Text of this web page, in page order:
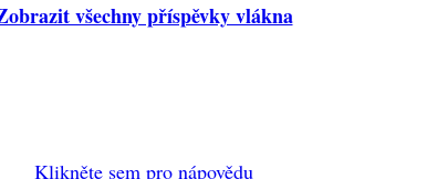
všechny příspěvky vlákna
Klikněte sem pro nápovědu